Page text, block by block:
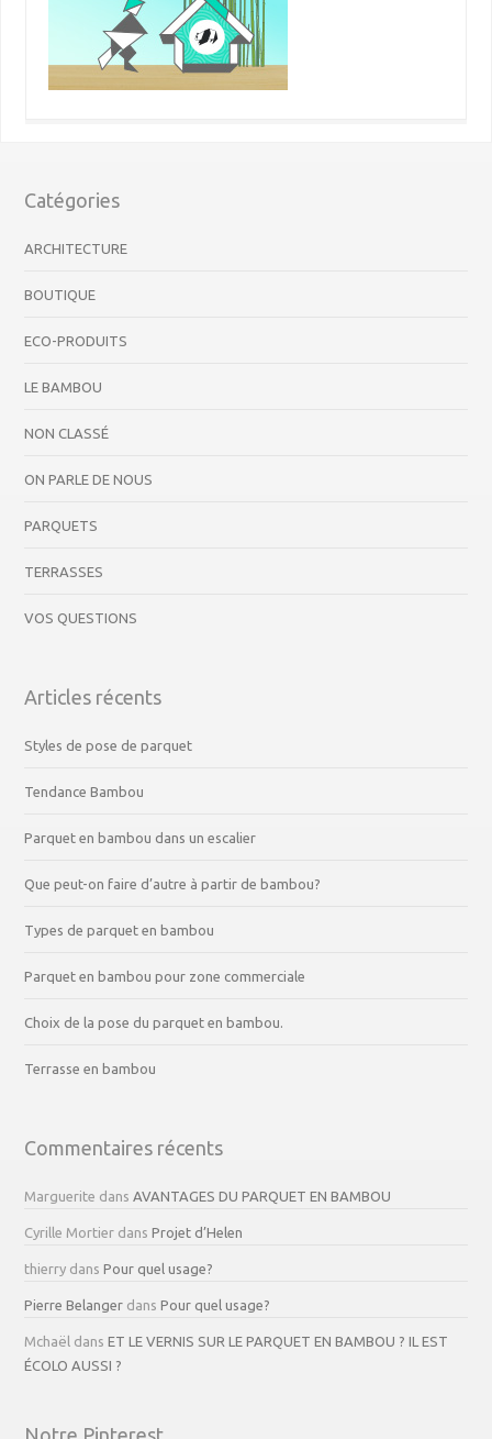
Catégories
ARCHITECTURE
BOUTIQUE
ECO-PRODUITS
LE BAMBOU
NON CLASSÉ
ON PARLE DE NOUS
PARQUETS
TERRASSES
VOS QUESTIONS
Articles récents
Styles de pose de parquet
Tendance Bambou
Parquet en bambou dans un escalier
Que peut-on faire d’autre à partir de bambou?
Types de parquet en bambou
Parquet en bambou pour zone commerciale
Choix de la pose du parquet en bambou.
Terrasse en bambou
Commentaires récents
Marguerite dansAVANTAGES DU PARQUET EN BAMBOU
Cyrille Mortier dansProjet d’Helen
thierry dansPour quel usage?
Pierre Belanger dansPour quel usage?
Mchaël dansET LE VERNIS SUR LE PARQUET EN BAMBOU ? IL EST
ÉCOLO AUSSI ?
Notre Pinterest